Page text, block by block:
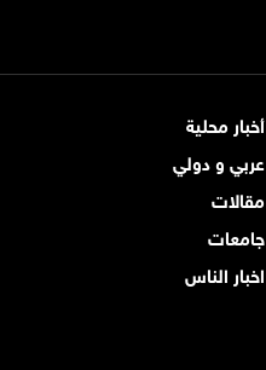
أخبار محلية
عربي و دولي
مقالات
جامعات
اخبار الناس